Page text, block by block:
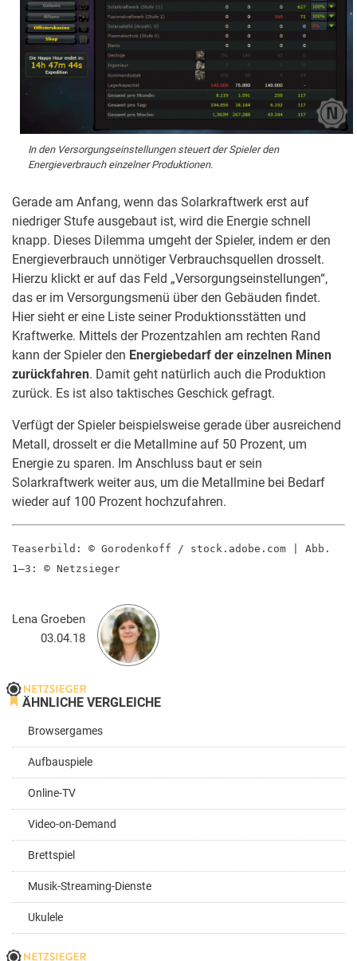
In den Versorgungseinstellungen steuert der Spieler den
Energieverbrauch einzelner Produktionen.
Gerade am Anfang, wenn das Solarkraftwerk erst auf
niedriger Stufe ausgebaut ist, wird die Energie schnell
knapp. Dieses Dilemma umgeht der Spieler, indem er den
Energieverbrauch unnötiger Verbrauchsquellen drosselt.
Hierzu klickt er auf das Feld „Versorgungseinstellungen“,
das er im Versorgungsmenü über den Gebäuden findet.
Hier sieht er eine Liste seiner Produktionsstätten und
Kraftwerke. Mittels der Prozentzahlen am rechten Rand
kann der Spieler den Energiebedarf der einzelnen Minen
zurückfahren. Damit geht natürlich auch die Produktion
zurück. Es ist also taktisches Geschick gefragt.
Verfügt der Spieler beispielsweise gerade über ausreichend
Metall, drosselt er die Metallmine auf 50 Prozent, um
Energie zu sparen. Im Anschluss baut er sein
Solarkraftwerk weiter aus, um die Metallmine bei Bedarf
wieder auf 100 Prozent hochzufahren.
Teaserbild: © Gorodenkoff / stock.adobe.com | Abb.
1–3: © Netzsieger
Lena Groeben
03.04.18
ÄHNLICHE VERGLEICHE
Browsergames
Aufbauspiele
Online-TV
Video-on-Demand
Brettspiel
Musik-Streaming-Dienste
Ukulele